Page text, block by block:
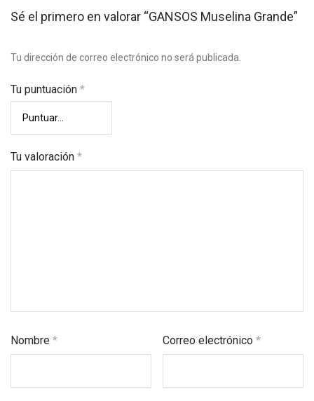
Sé el primero en valorar “GANSOS Muselina Grande”
Tu dirección de correo electrónico no será publicada.
Tu puntuación *
Tu valoración *
Nombre * Correo electrónico*